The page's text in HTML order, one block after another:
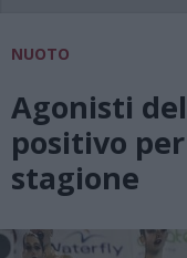
NUOTO
Agonisti
positivo
stagione